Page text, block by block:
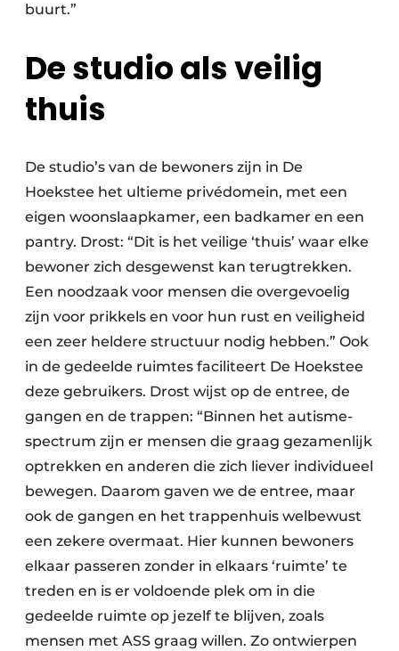
buurt.”
De studio als veilig
thuis
De studio’s van de bewoners zijn in De
Hoekstee het ultieme privédomein, met een
eigen woonslaapkamer, een badkamer en een
pantry. Drost: “Dit is het veilige ‘thuis’ waar elke
bewoner zich desgewenst kan terugtrekken.
Een noodzaak voor mensen die overgevoelig
zijn voor prikkels en voor hun rust en veiligheid
een zeer heldere structuur nodig hebben.” Ook
in de gedeelde ruimtes faciliteert De Hoekstee
deze gebruikers. Drost wijst op de entree, de
gangen en de trappen: “Binnen het autisme-
spectrum zijn er mensen die graag gezamenlijk
optrekken en anderen die zich liever individueel
bewegen. Daarom gaven we de entree, maar
ook de gangen en het trappenhuis welbewust
een zekere overmaat. Hier kunnen bewoners
elkaar passeren zonder in elkaars ‘ruimte’ te
treden en is er voldoende plek om in die
gedeelde ruimte op jezelf te blijven, zoals
mensen met ASS graag willen. Zo ontwierpen